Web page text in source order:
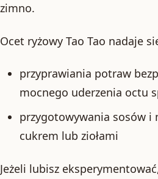
zimno.
Ocet ryżowy Tao Tao nadaje
przyprawiania potraw
mocnego uderzenia octu
przygotowywania sosów i
cukrem lub ziołami
Jeżeli lubisz